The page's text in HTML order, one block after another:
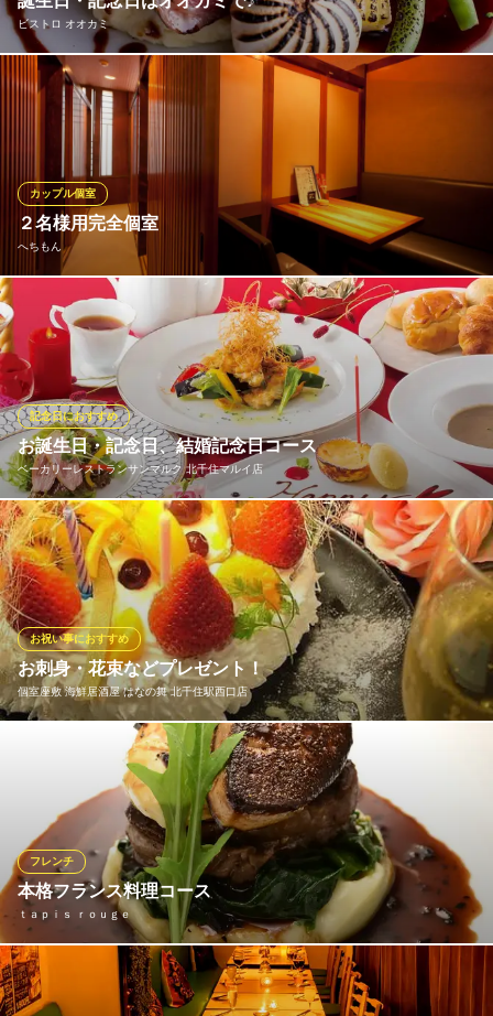
ＪＲ常磐線北千住駅 徒歩3分
東京都足立区千住2-25-1 やよいビルB1
ビストロ オオカミ
誕生日・記念日には「サーロインコース」がおすすめ♪黒毛和牛A4
常陸牛のサーロインステーキ、ムール貝のワイン蒸しなど、オオ
カミ名物＋豪華な食材をお楽しみ頂ける特別コース！もちろん通
常コース、席のみ予約でも「メッセージ付きデザートプレート」
をご用意致します！スタッフから歌のプレゼントも♪
ビストロ オオカミ
北千住ビストロバル
地下鉄千代田線北千住駅西口 徒歩5分
東京都足立区千住3-57-2
２名様用完全個室
へちもん
カップル個室
その贅沢な二人だけのゆったりとした空間♪お忍びデートにも最適
です♪ 全９室。
へちもん
個室＆炭火串焼
ＪＲ常磐線北千住駅 徒歩1分
東京都足立区千住2-62 プラティネール第2ビル2F
お誕生日・記念日、結婚記念日コース
ベーカリーレストランサンマルク 北千住マルイ店
記念日におすすめ
誕生日、結婚記念日にオススメのコースを多数ご用意しておりま
す。事前にお申し付けいただければ、名入れデザートもご用意。
大切な記念日に、サンマルク自慢のコースと焼き立てパンをどう
ぞ！
ベーカリーレストランサンマルク 北千住マルイ店
ベーカリーレストラン
ＪＲ常磐線北千住駅 徒歩3分
東京都足立区千住3-92 北千住マルイ9F
お刺身・花束などプレゼント！
個室座敷 海鮮居酒屋 はなの舞 北千住駅西口店
お祝い事におすすめ
【はなの舞からお祝い】誕生日や会社仲間の大事な節目の際等、
お祝いの日・感謝の気持ちを伝えたい日には、とっておきのサプ
ライズで思い出に残る一日を過ごしませんか？当店では、事前に
ご相談いただければ《ケーキ・花束・色紙》等のご用意が可能で
す。北千住でのサプライズなら海鮮料理が自慢の「はなの舞」
へ！
個室座敷 海鮮居酒屋 はなの舞 北千住駅西口店
個室 海鮮 居酒屋
ＪＲ常磐線北千住駅 徒歩1分
東京都足立区千住2-54 北千住ハリウッドビル1～2F
本格フランス料理コース
ｔａｐｉｓ ｒｏｕｇｅ
フレンチ
本物のフレンチをあなたへ 前菜から魚料理、メインディッシュ、
焼きたてパン、デザート、ドリンクまで、 本格フランス料理のコ